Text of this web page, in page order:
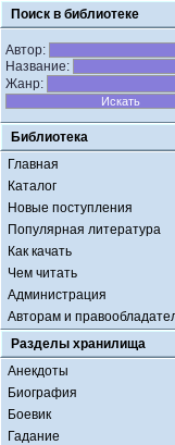
Поиск в библиотеке
Автор:
Название:
Жанр:
Библиотека
Главная
Каталог
Новые поступления
Популярная литература
Как качать
Чем читать
Администрация
Авторам и
Разделы хранилища
Анекдоты
Биография
Боевик
Гадание